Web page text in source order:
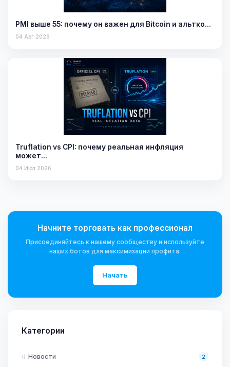
PMI выше 55: почему он важен для Bitcoin и альтко…
04 Авг 2026
Truflation vs CPI: почему реальная инфляция
может…
04 Июл 2026
Начните торговать как профессионал
Присоединяйтесь к нашему сообществу и используйте
наших ботов для максимизации профита.
Начать
Категории
Новости 2